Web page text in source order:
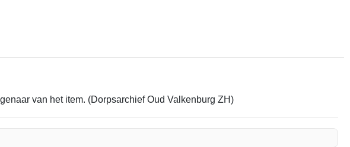
van het item. (Dorpsarchief Oud Valkenburg ZH)